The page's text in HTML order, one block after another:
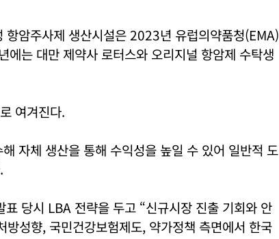
항암주사제 생산시설은 2023년 유럽의약품청(EMA)
는 대만 제약사 로터스와 오리지널 항암제 수탁생
여겨진다.
자체 생산을 통해 수익성을 높일 수 있어 일반적 도
당시 LBA 전략을 두고 “신규시장 진출 기회와 안
성향, 국민건강보험제도, 약가정책 측면에서 한국